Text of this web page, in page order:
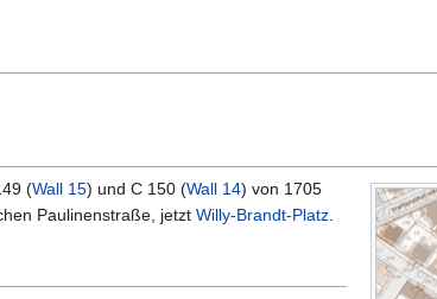
(Wall 15) und C 150 (Wall 14) von 1705
Paulinenstraße, jetzt Willy-Brandt-Platz.